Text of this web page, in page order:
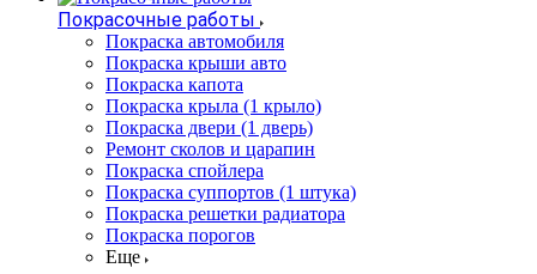
Покрасочные работы
Покраска автомобиля
Покраска крыши авто
Покраска капота
Покраска крыла (1 крыло)
Покраска двери (1 дверь)
Ремонт сколов и царапин
Покраска спойлера
Покраска суппортов (1 штука)
Покраска решетки радиатора
Покраска порогов
Еще